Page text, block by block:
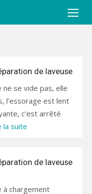
de laveuse
ne se vide pas, elle
l’essorage est lent
c’est arrêté
la suite
de laveuse
à chargement